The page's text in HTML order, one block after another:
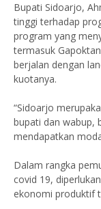
Bupati Sidoarjo,
tinggi terhadap
program yang
termasuk
berjalan dengan
kuotanya.
“Sidoarjo
bupati dan wabup,
mendapatkan
Dalam rangka
covid 19,
ekonomi produktif